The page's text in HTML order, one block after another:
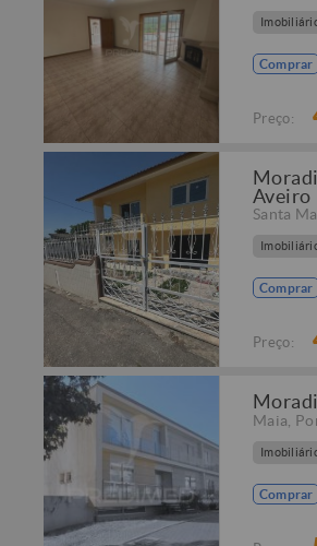
Comprar
Preço:
Aveiro
Santa
Comprar
Preço:
Maia
Comprar